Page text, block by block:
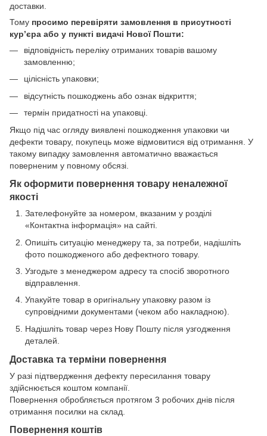
доставки.
Тому просимо перевіряти замовлення в присутності
кур’єра або у пункті видачі Нової Пошти:
відповідність переліку отриманих товарів вашому
замовленню;
цілісність упаковки;
відсутність пошкоджень або ознак відкриття;
термін придатності на упаковці.
Якщо під час огляду виявлені пошкодження упаковки чи
дефекти товару, покупець може відмовитися від отримання. У
такому випадку замовлення автоматично вважається
поверненим у повному обсязі.
Як оформити повернення товару неналежної
якості
Зателефонуйте за номером, вказаним у розділі
«Контактна інформація» на сайті.
Опишіть ситуацію менеджеру та, за потреби, надішліть
фото пошкодженого або дефектного товару.
Узгодьте з менеджером адресу та спосіб зворотного
відправлення.
Упакуйте товар в оригінальну упаковку разом із
супровідними документами (чеком або накладною).
Надішліть товар через Нову Пошту після узгодження
деталей.
Доставка та терміни повернення
У разі підтвердження дефекту пересилання товару
здійснюється коштом компанії.
Повернення обробляється протягом 3 робочих днів після
отримання посилки на склад.
Повернення коштів